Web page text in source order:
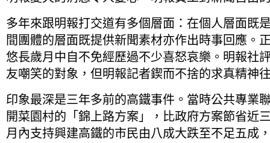
多年來跟明報打交道有多個層面：在個人層面既
間團體的層面既提供新聞素材亦作出時事回應。
悠長歲月中自不免經歷過不少喜怒哀樂。明報社
友嘲笑的對象，但明報記者鍥而不捨的求真精神
印象最深是三年多前的高鐵事件。當時公共專業
開菜園村的「錦上路方案」，比政府方案節省近
月內支持興建高鐵的市民由八成大跌至不足五成